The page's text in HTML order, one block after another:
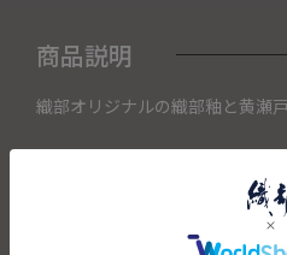
商品説明
織部オリジナルの織部釉と黄瀬
手仕事による温もりのある形